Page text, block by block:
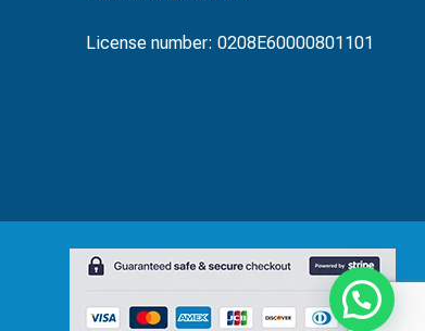
License number: 0208E60000801101